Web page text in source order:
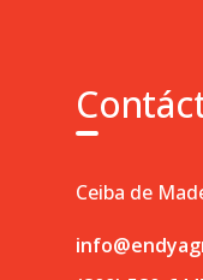
Ceiba de